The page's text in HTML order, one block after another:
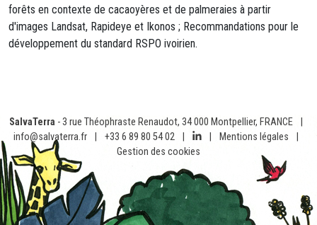
forêts en contexte de cacaoyères et de palmeraies à partir
d'images Landsat, Rapideye et Ikonos ; Recommandations pour le
développement du standard RSPO ivoirien.
SalvaTerra - 3 rue Théophraste Renaudot, 34 000 Montpellier, FRANCE
info@salvaterra.fr
+33 6 89 80 54 02 Mentions légales
Gestion des cookies